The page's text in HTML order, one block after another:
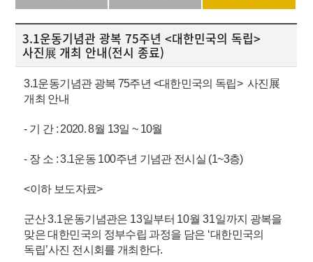
3.1운동기념관 광복 75주년 <대한민국의 독립>
사진展 개최 안내(전시 종료)
3.1운동기념관 광복 75주년 <대한민국의 독립> 사진展
개최 안내
- 기 간 : 2020. 8월 13일 ~ 10월
- 장 소 : 3.1운동 100주년 기념관 전시실 (1~3층)
<이하 보도자료>
군산3.1운동기념관은 13일부터 10월31일까지 광복을
맞은 대한민국의 정부수립 과정을 담은 ‘대한민국의
독립’사진 전시회를 개최한다.